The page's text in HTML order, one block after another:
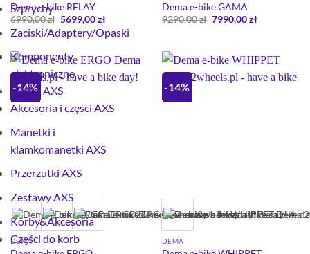
Szprychy
Zaciski/Adaptery/Opaski
Komponenty
elektroniczne
SRAM AXS
Akcesoria i części AXS
Manetki i
klamkomanetki AXS
Przerzutki AXS
Zestawy AXS
Korby&Akcesoria
Części do korb
Dema e-bike RELAY
6990,00zł Pierwotna
cena
wynosiła:
5699,00złAktualna
cena
wynosi:
Dema e-bike GAMA
9290,00zł Pierwotna
7990,00złAktualna
-14%
DEMA
-14%
DEMA